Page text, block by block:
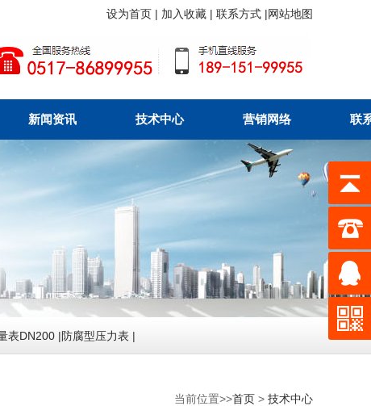
设为首页 | 加入收藏 | 联系方式 |网站地图
新闻资讯 技术中心 营销网络 联
表DN200 |防腐型压力表 |
当前位置>>首页 > 技术中心